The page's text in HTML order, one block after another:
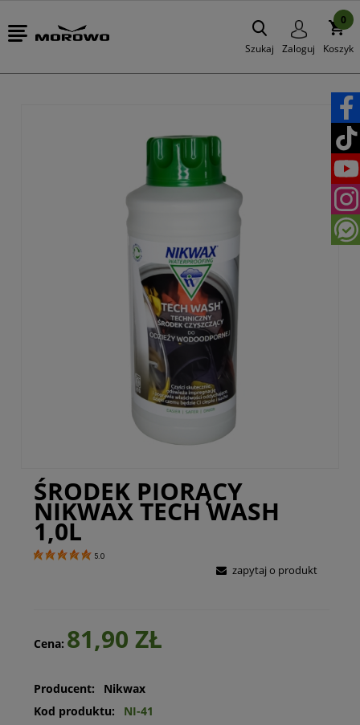
Szukaj Zaloguj Koszyk
0
ŚRODEK PIORĄCY
NIKWAX TECH WASH
1,0L
5.0
zapytaj o produkt
Cena: 81,90 ZŁ
Producent:
Nikwax
Kod produktu:
NI-41